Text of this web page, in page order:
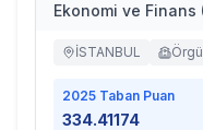
Ekonomi ve Finans
İSTANBUL
2025 Taban Puan
334.41174